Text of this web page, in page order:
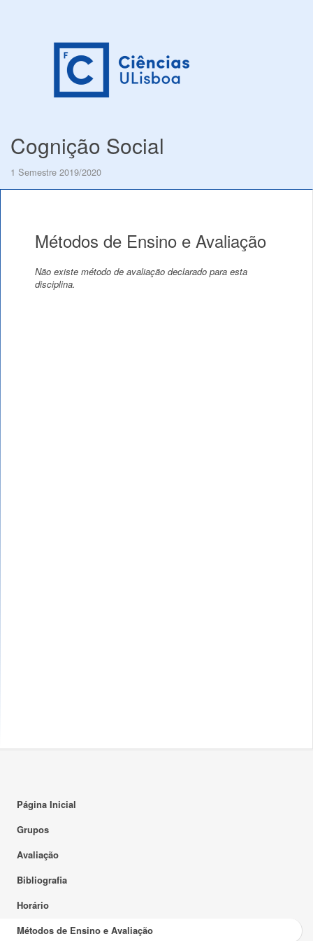
Cognição Social
1 Semestre 2019/2020
Métodos de Ensino e Avaliação
Não existe método de avaliação declarado para esta
disciplina.
Página Inicial
Grupos
Avaliação
Bibliografia
Horário
Métodos de Ensino e Avaliação